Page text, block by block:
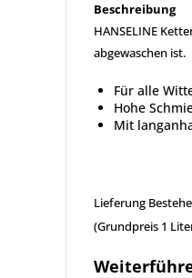
Beschreibung
HANSELINE
abgewaschen ist.
Für alle
Hohe
Mit
Lieferung
(Grundpreis 1